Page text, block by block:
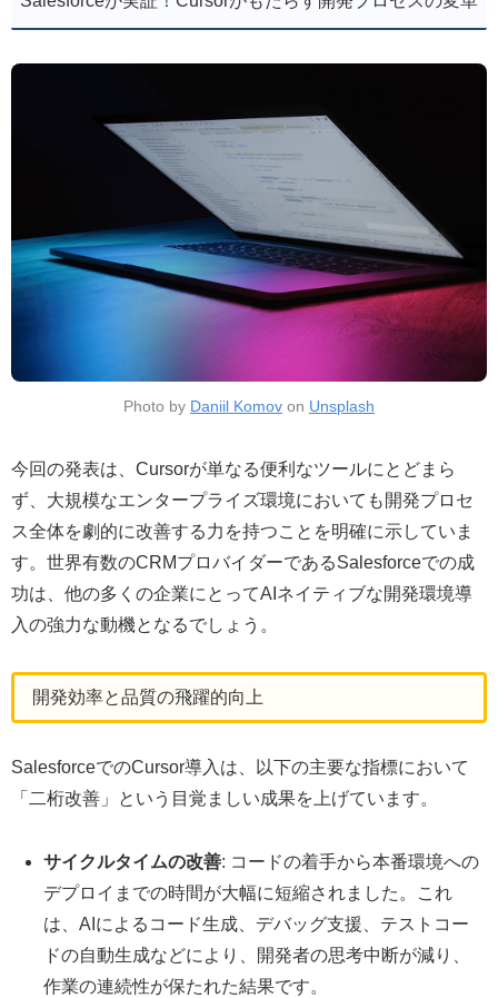
Photo by Daniil Komov on Unsplash
今回の発表は、Cursorが単なる便利なツールにとどまら
ず、大規模なエンタープライズ環境においても開発プロセ
ス全体を劇的に改善する力を持つことを明確に示していま
す。世界有数のCRMプロバイダーであるSalesforceでの成
功は、他の多くの企業にとってAIネイティブな開発環境導
入の強力な動機となるでしょう。
開発効率と品質の飛躍的向上
SalesforceでのCursor導入は、以下の主要な指標において
「二桁改善」という目覚ましい成果を上げています。
サイクルタイムの改善: コードの着手から本番環境への
デプロイまでの時間が大幅に短縮されました。これ
は、AIによるコード生成、デバッグ支援、テストコー
ドの自動生成などにより、開発者の思考中断が減り、
作業の連続性が保たれた結果です。